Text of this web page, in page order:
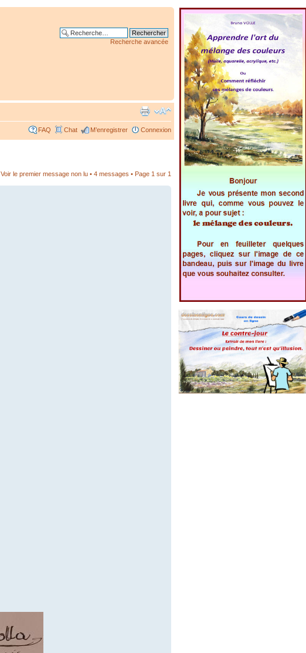
Recherche avancée
FAQ Chat M’enregistrer Connexion
Voir le premier message non lu• 4 messages • Page 1 sur 1